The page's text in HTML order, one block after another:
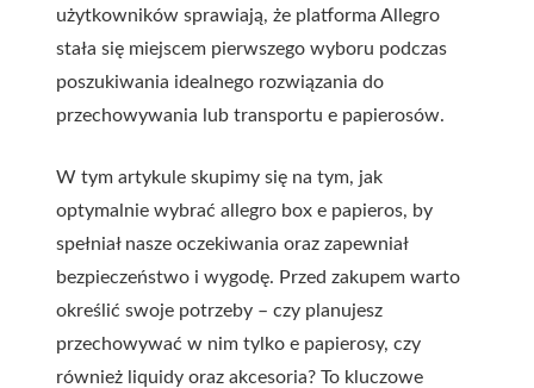
użytkowników sprawiają, że platforma Allegro
stała się miejscem pierwszego wyboru podczas
poszukiwania idealnego rozwiązania do
przechowywania lub transportu e papierosów.
W tym artykule skupimy się na tym, jak
optymalnie wybrać allegro box e papieros, by
spełniał nasze oczekiwania oraz zapewniał
bezpieczeństwo i wygodę. Przed zakupem warto
określić swoje potrzeby – czy planujesz
przechowywać w nim tylko e papierosy, czy
również liquidy oraz akcesoria? To kluczowe